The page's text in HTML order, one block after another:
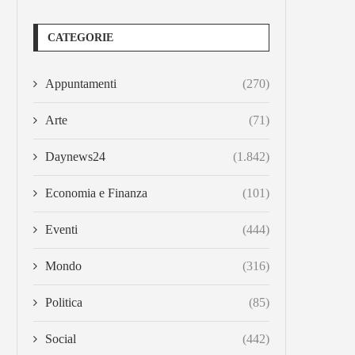
CATEGORIE
Appuntamenti (270)
Arte (71)
Daynews24 (1.842)
Economia e Finanza (101)
Eventi (444)
Mondo (316)
Politica (85)
Social (442)